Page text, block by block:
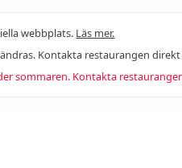
webbplats. Läs mer.
Kontakta restaurangen
sommaren. Kontakta